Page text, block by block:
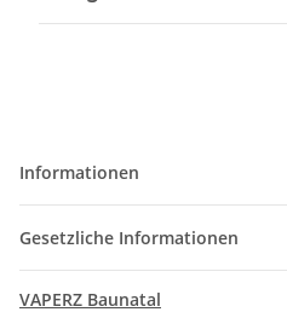
Informationen
Gesetzliche Informationen
VAPERZ Baunatal